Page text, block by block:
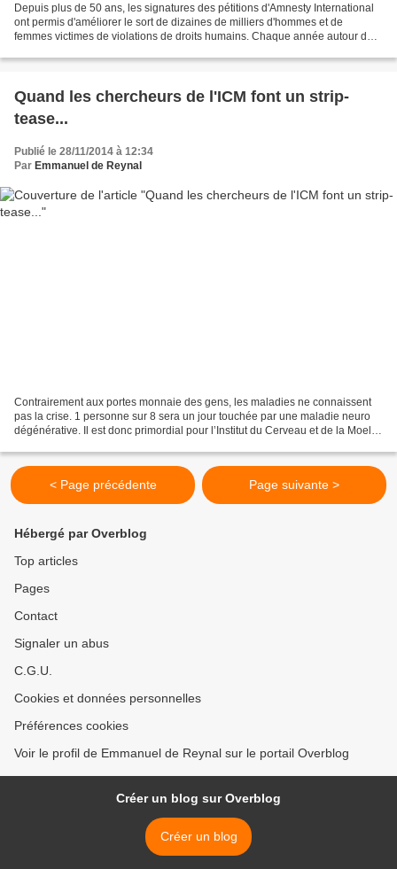
Depuis plus de 50 ans, les signatures des pétitions d'Amnesty International
ont permis d'améliorer le sort de dizaines de milliers d'hommes et de
femmes victimes de violations de droits humains. Chaque année autour du
Quand les chercheurs de l'ICM font un strip-
tease...
Publié le 28/11/2014 à 12:34
Par Emmanuel de Reynal
Contrairement aux portes monnaie des gens, les maladies ne connaissent
pas la crise. 1 personne sur 8 sera un jour touchée par une maladie neuro
dégénérative. Il est donc primordial pour l’Institut du Cerveau et de la Moelle
< Page précédente Page suivante >
Hébergé par Overblog
Top articles
Pages
Contact
Signaler un abus
C.G.U.
Cookies et données personnelles
Préférences cookies
Voir le profil de Emmanuel de Reynal sur le portail Overblog
Créer un blog sur Overblog
Créer un blog